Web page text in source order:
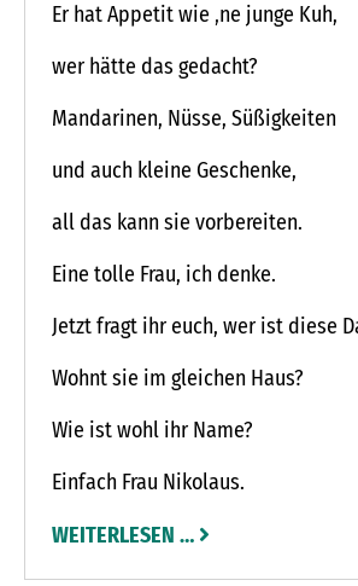
Er hat Appetit wie ‚ne junge Kuh,
wer hätte das gedacht?
Mandarinen, Nüsse, Süßigkeiten
und auch kleine Geschenke,
all das kann sie vorbereiten.
Eine tolle Frau, ich denke.
Jetzt fragt ihr euch, wer ist diese
Wohnt sie im gleichen Haus?
Wie ist wohl ihr Name?
Einfach Frau Nikolaus.
WEITERLESEN …